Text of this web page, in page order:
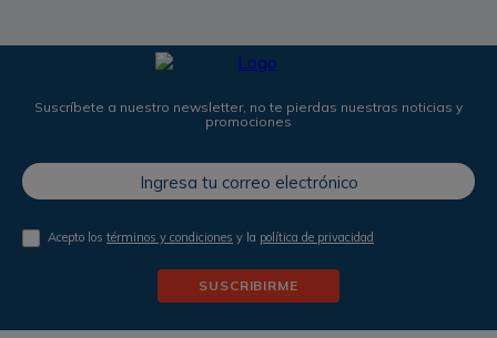
Suscríbete a nuestro newsletter, no te pierdas nuestras noticias y
promociones
Acepto lostérminos y condiciones y la política de privacidad
SUSCRIBIRME